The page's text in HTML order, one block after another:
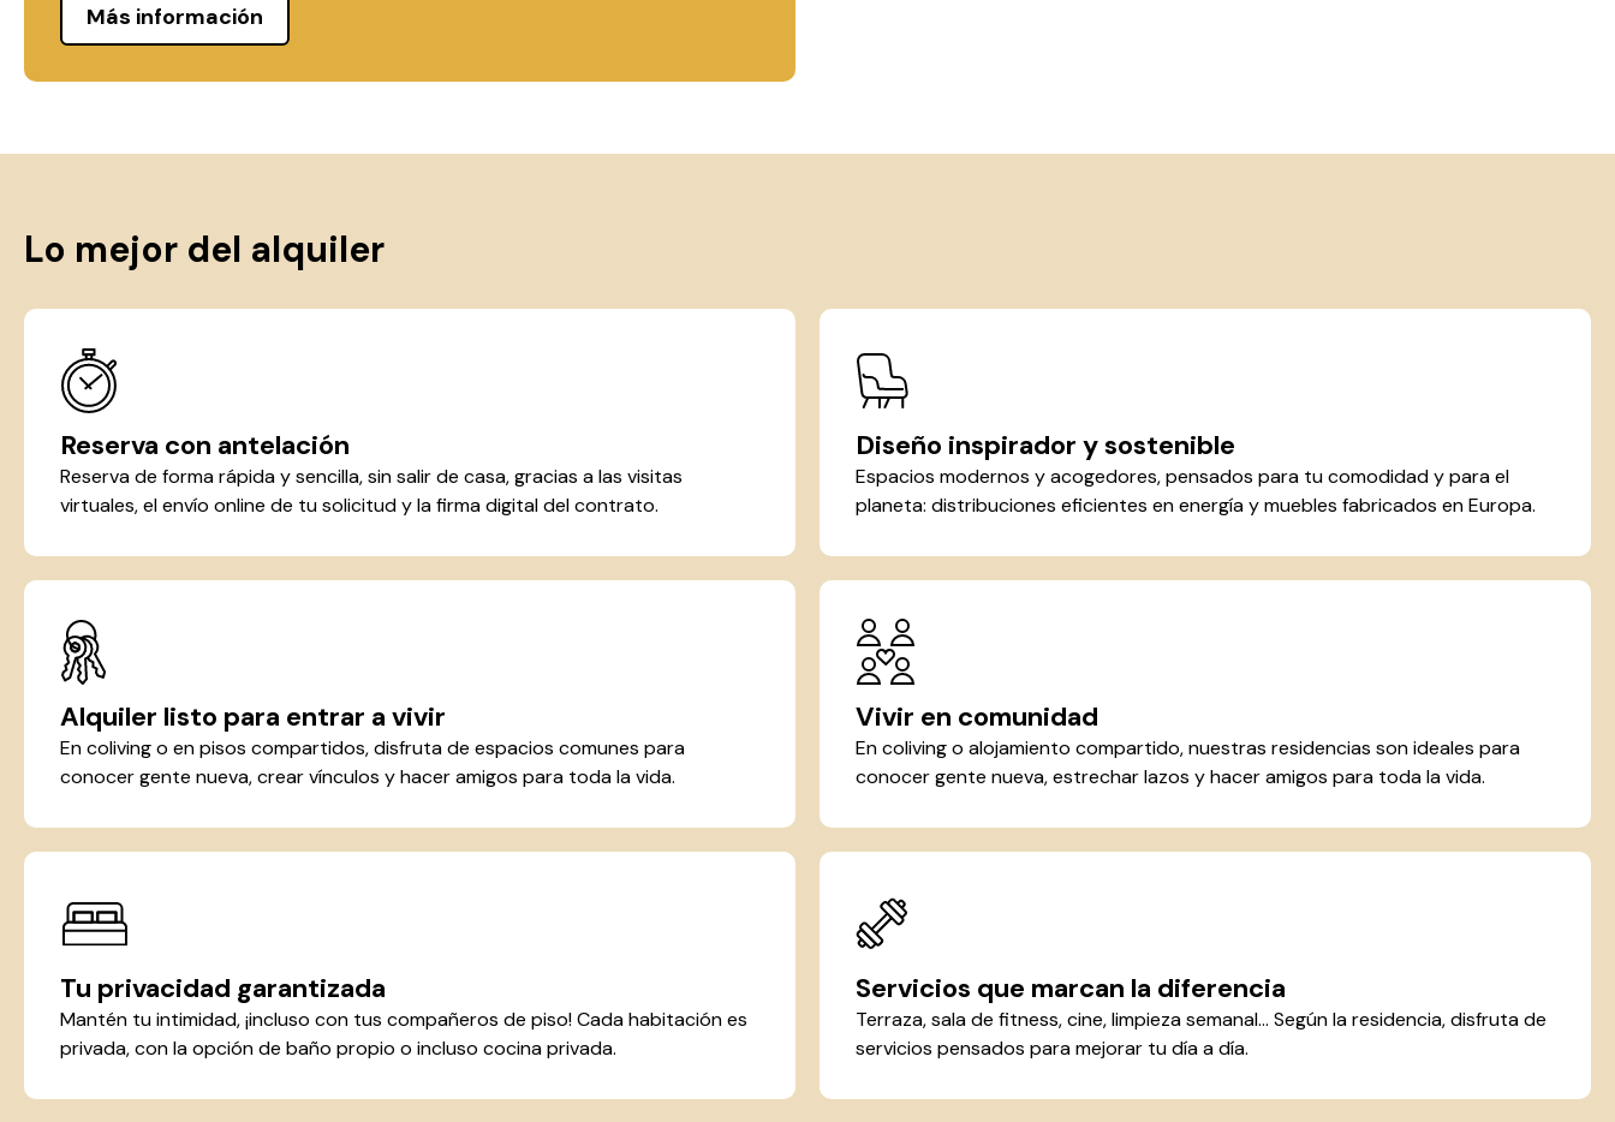
Más información
Lo mejor del alquiler
Reserva con antelación
Reserva de forma rápida y sencilla, sin salir de casa, gracias a las visitas
virtuales, el envío online de tu solicitud y la firma digital del contrato.
Diseño inspirador y sostenible
Espacios modernos y acogedores, pensados para tu comodidad y para el
planeta: distribuciones eficientes en energía y muebles fabricados en Europa.
Alquiler listo para entrar a vivir
En coliving o en pisos compartidos, disfruta de espacios comunes para
conocer gente nueva, crear vínculos y hacer amigos para toda la vida.
Vivir en comunidad
En coliving o alojamiento compartido, nuestras residencias son ideales para
conocer gente nueva, estrechar lazos y hacer amigos para toda la vida.
Tu privacidad garantizada
Mantén tu intimidad, ¡incluso con tus compañeros de piso! Cada habitación es
privada, con la opción de baño propio o incluso cocina privada.
Servicios que marcan la diferencia
Terraza, sala de fitness, cine, limpieza semanal... Según la residencia, disfruta de
servicios pensados para mejorar tu día a día.